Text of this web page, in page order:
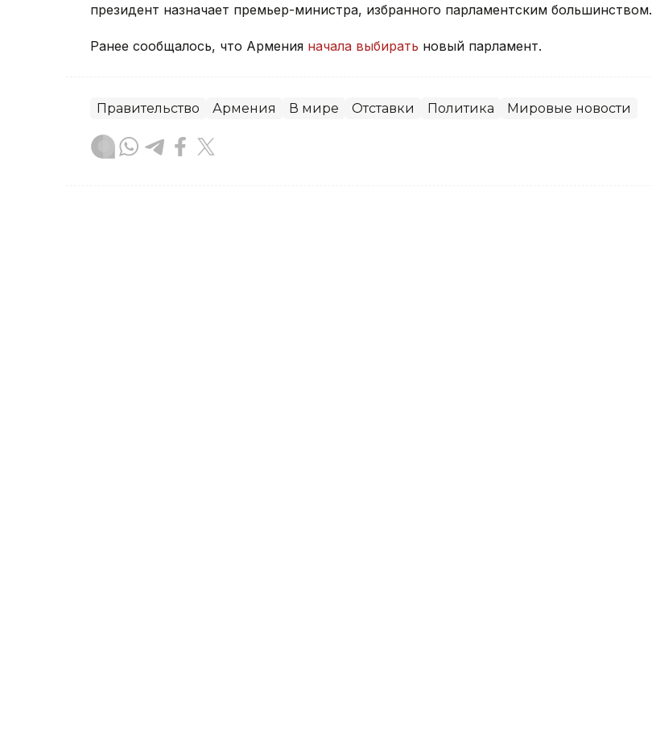
президент назначает премьер-министра, избранного парламентским большинством.
Ранее сообщалось, что Армения начала выбирать новый парламент.
Правительство Армения В мире Отставки Политика Мировые новости